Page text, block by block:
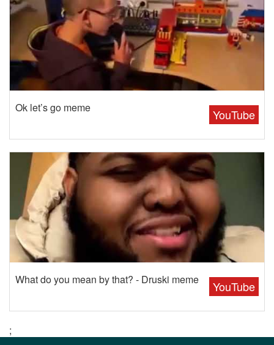
YouTube
Ok let’s go meme
YouTube
What do you mean by that? - Druski meme
;